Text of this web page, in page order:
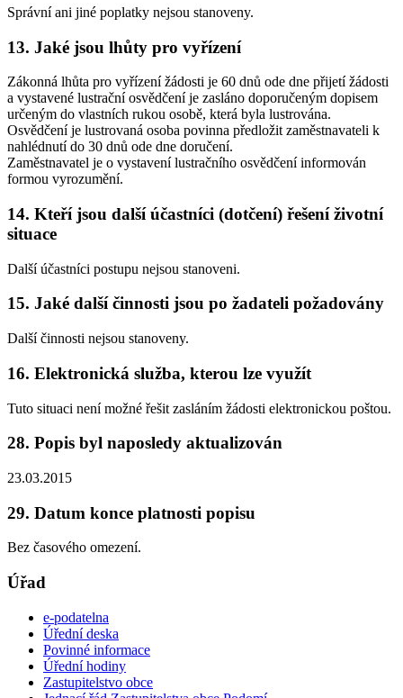
Správní ani jiné poplatky nejsou stanoveny.
13. Jaké jsou lhůty pro vyřízení
Zákonná lhůta pro vyřízení žádosti je 60 dnů ode dne přijetí žádosti
a vystavené lustrační osvědčení je zasláno doporučeným dopisem
určeným do vlastních rukou osobě, která byla lustrována.
Osvědčení je lustrovaná osoba povinna předložit zaměstnavateli k
nahlédnutí do 30 dnů ode dne doručení.
Zaměstnavatel je o vystavení lustračního osvědčení informován
formou vyrozumění.
14. Kteří jsou další účastníci (dotčení) řešení životní
situace
Další účastníci postupu nejsou stanoveni.
15. Jaké další činnosti jsou po žadateli požadovány
Další činnosti nejsou stanoveny.
16. Elektronická služba, kterou lze využít
Tuto situaci není možné řešit zasláním žádosti elektronickou poštou.
28. Popis byl naposledy aktualizován
23.03.2015
29. Datum konce platnosti popisu
Bez časového omezení.
Úřad
e-podatelna
Úřední deska
Povinné informace
Úřední hodiny
Zastupitelstvo obce